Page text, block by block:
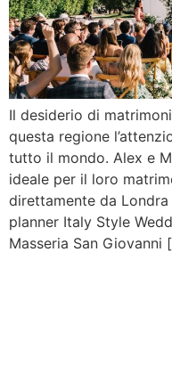
Il desiderio di
questa regione
tutto il mondo. Alex e
ideale per il loro
direttamente da
planner Italy Style
Masseria San Giovanni